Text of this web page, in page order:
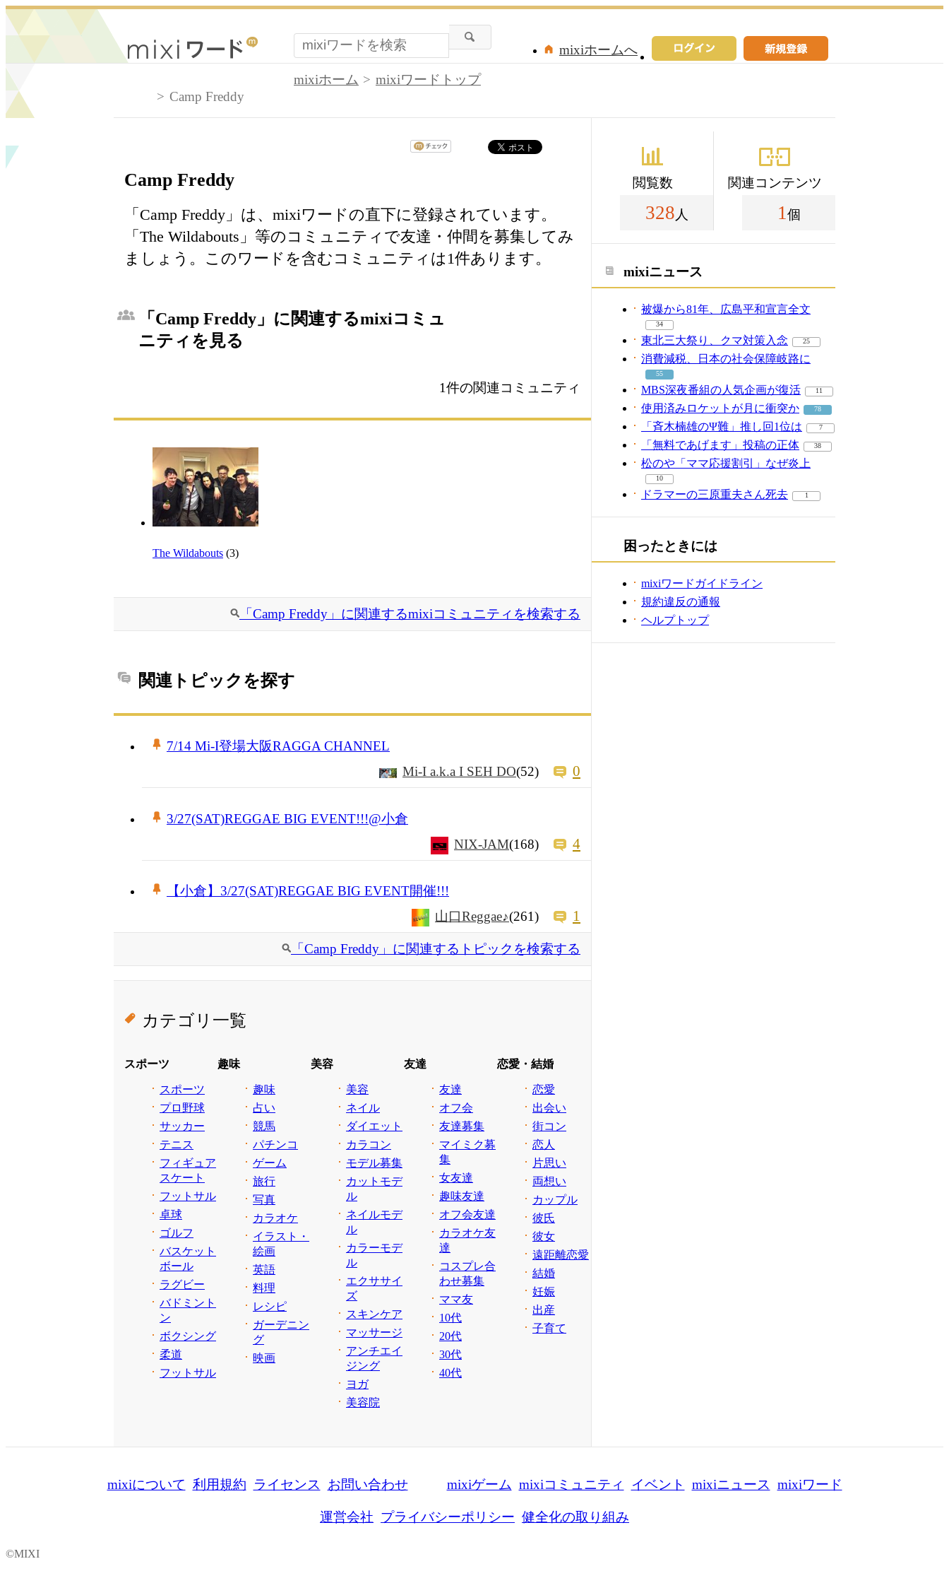
mixiホームへ
mixiホーム
mixiワードトップ
Camp Freddy
Camp Freddy
「Camp Freddy」は、mixiワードの直下に登録されています。
「The Wildabouts」等のコミュニティで友達・仲間を募集してみ
ましょう。このワードを含むコミュニティは1件あります。
「Camp Freddy」に関連するmixiコミュ
ニティを見る
1件の関連コミュニティ
The Wildabouts (3)
「Camp Freddy」に関連するmixiコミュニティを検索する
関連トピックを探す
7/14 Mi-I登場大阪RAGGA CHANNEL
Mi-I a.k.a I SEH DO(52) 0
3/27(SAT)REGGAE BIG EVENT!!!@小倉
NIX-JAM(168) 4
【小倉】3/27(SAT)REGGAE BIG EVENT開催!!!
山口Reggae♪(261) 1
「Camp Freddy」に関連するトピックを検索する
カテゴリ一覧
スポーツ
スポーツ
プロ野球
サッカー
テニス
フィギュア
スケート
フットサル
卓球
ゴルフ
バスケット
ボール
ラグビー
バドミント
ン
ボクシング
柔道
フットサル
趣味
趣味
占い
競馬
パチンコ
ゲーム
旅行
写真
カラオケ
イラスト・
絵画
英語
料理
レシピ
ガーデニン
グ
映画
美容
美容
ネイル
ダイエット
カラコン
モデル募集
カットモデ
ル
ネイルモデ
ル
カラーモデ
ル
エクササイ
ズ
スキンケア
マッサージ
アンチエイ
ジング
ヨガ
美容院
友達
友達
オフ会
友達募集
マイミク募
集
女友達
趣味友達
オフ会友達
カラオケ友
達
コスプレ合
わせ募集
ママ友
10代
20代
30代
40代
恋愛・結婚
恋愛
出会い
街コン
恋人
片思い
両想い
カップル
彼氏
彼女
遠距離恋愛
結婚
妊娠
出産
子育て
閲覧数
328 人
関連コンテンツ
1 個
mixiニュース
被爆から81年、広島平和宣言全文
34
東北三大祭り、クマ対策入念 25
消費減税、日本の社会保障岐路に
55
MBS深夜番組の人気企画が復活 11
使用済みロケットが月に衝突か 78
「斉木楠雄のΨ難」推し回1位は 7
「無料であげます」投稿の正体 38
松のや「ママ応援割引」なぜ炎上
10
ドラマーの三原重夫さん死去 1
困ったときには
mixiワードガイドライン
規約違反の通報
ヘルプトップ
mixiについて 利用規約 ライセンス お問い合わせ mixiゲーム mixiコミュニティ イベント mixiニュース mixiワード
運営会社 プライバシーポリシー 健全化の取り組み
©MIXI